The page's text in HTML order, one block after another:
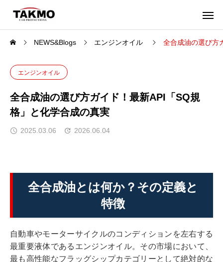
NEWS&Blogs エンジンオイル 全合成油の選び方
エンジンオイル
全合成油の選び方ガイド！最新API「SQ規
格」と化学合成の真実
2025.03.06 2026.06.04
全合成油とは何か？その定義と
特徴
自動車やモーターサイクルのコンディションを左右する
最重要液体であるエンジンオイル。その市場において、
最も高性能なフラッグシップカテゴリーとして絶対的な